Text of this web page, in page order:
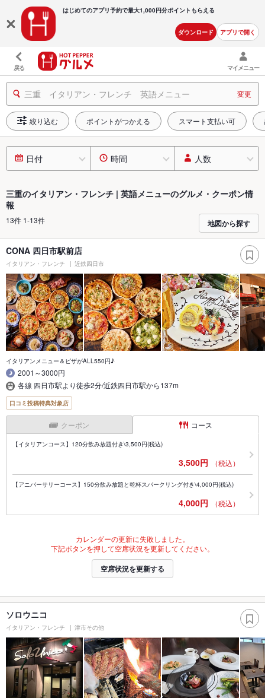
はじめてのアプリ予約で最大1,000円分ポイントもらえる
ダウンロード アプリで開く
戻る マイメニュー
三重 イタリアン・フレンチ 英語メニュー 変更
絞り込む ポイントがつかえる スマート支払い可
日付 時間 人数
三重のイタリアン・フレンチ | 英語メニューのグルメ・クーポン情
報
13件 1-13件 地図から探す
CONA 四日市駅前店
イタリアン・フレンチ 近鉄四日市
イタリアンメニュー＆ピザがALL550円♪
2001～3000円
各線 四日市駅より徒歩2分/近鉄四日市駅から137m
口コミ投稿特典対象店
クーポン コース
【イタリアンコース】120分飲み放題付き\3,500円(税込)
3,500円 （税込）
【アニバーサリーコース】150分飲み放題と乾杯スパークリング付き\4,000円(税込)
4,000円 （税込）
カレンダーの更新に失敗しました。
下記ボタンを押して空席状況を更新してください。
空席状況を更新する
ソロウニコ
イタリアン・フレンチ 津市その他